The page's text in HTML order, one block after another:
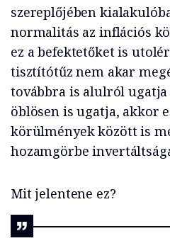
szereplőjében
normalitás az inflációs
ez a befektetőket is
tisztítótűz nem akar
továbbra is alulról
öblösen is ugatja, akkor
körülmények között is
hozamgörbe
Mit jelentene ez?